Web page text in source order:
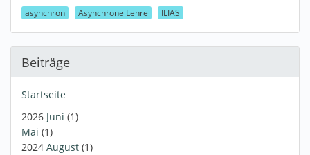
asynchron Asynchrone Lehre ILIAS
Beiträge
Startseite
2026 Juni (1)
Mai (1)
2024 August (1)